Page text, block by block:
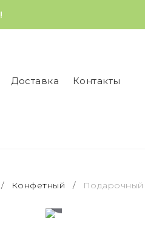
!
Доставка
Контакты
/ Конфетный / Подарочный
Наведите